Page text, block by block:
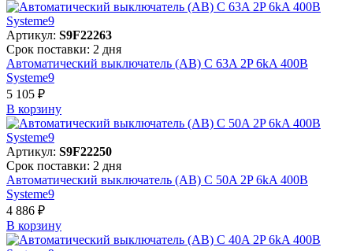
Артикул: S9F22263
Срок поставки: 2 дня
Автоматический выключатель (АВ) C 63A 2P 6kA 400В
Systeme9
5 105 ₽
В корзинy
Артикул: S9F22250
Срок поставки: 2 дня
Автоматический выключатель (АВ) C 50A 2P 6kA 400В
Systeme9
4 886 ₽
В корзинy